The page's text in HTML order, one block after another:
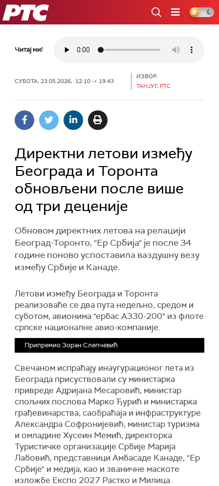
РТС
Читај ми!
СУБОТА, 23.05.2026, 12:10 -> 19:43
ИЗВОР:
ТАНЈУГ, РТС
Директни летови између
Београда и Торонта
обновљени после више
од три деценије
Обновом директних летова на релацији
Београд-Торонто, "Ер Србија" је после 34
године поново успоставила ваздушну везу
између Србије и Канаде.
Летови између Београда и Торонта
реализоваће се два пута недељно, средом и
суботом, авионима "ербас А330-200" из флоте
српске националне авио-компаније.
Припремио Зоран Слепчевић
Свечаном испраћају инаугурационог лета из
Београда присуствовали су министарка
привреде Адријана Месаровић, министар
спољних послова Марко Ђурић и министарка
грађевинарства, саобраћаја и инфраструктуре
Александра Софронијевић, министар туризма
и омладине Хусеин Мемић, директорка
Туристичке организације Србије Марија
Лабовић, представници Амбасаде Канаде, "Ер
Србије" и медија, као и званичне маскоте
изложбе Експо 2027 Растко и Милица.